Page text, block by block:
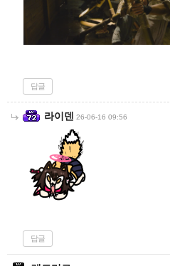
답글
라이덴 26-06-16 09:56
답글